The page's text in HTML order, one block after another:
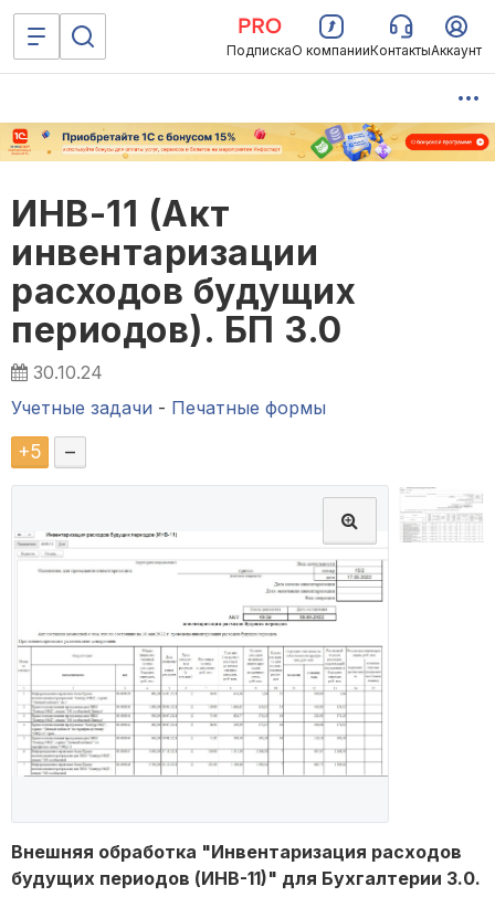
ПодпискаО компанииКонтактыАккаунт
ИНВ-11 (Акт
инвентаризации
расходов будущих
периодов). БП 3.0
30.10.24
Учетные задачи - Печатные формы
+5 –
Внешняя обработка "Инвентаризация расходов
будущих периодов (ИНВ-11)" для Бухгалтерии 3.0.